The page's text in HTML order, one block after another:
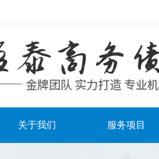
关于我们 服务项目